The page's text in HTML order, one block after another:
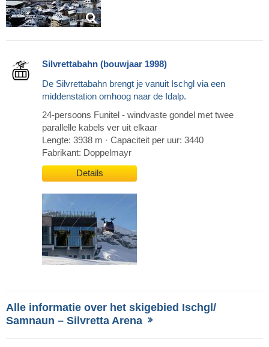
Silvrettabahn (bouwjaar 1998)
De Silvrettabahn brengt je vanuit Ischgl via een
middenstation omhoog naar de Idalp.
24-persoons Funitel - windvaste gondel met twee
parallelle kabels ver uit elkaar
Lengte: 3938 m · Capaciteit per uur: 3440
Fabrikant: Doppelmayr
Details
Alle informatie over het skigebied Ischgl/​
Samnaun – Silvretta Arena